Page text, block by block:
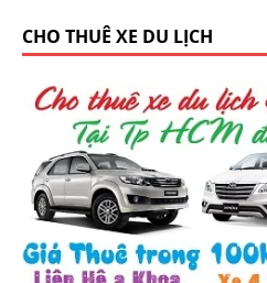
CHO THUÊ XE DU LỊCH